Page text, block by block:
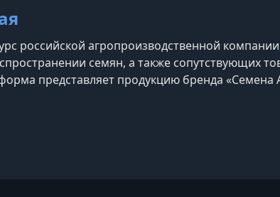
российской агропроизводственной
семян, а также сопутствующих
представляет продукцию бренда
также содержит информацию о технологии
собственную производственную базу,